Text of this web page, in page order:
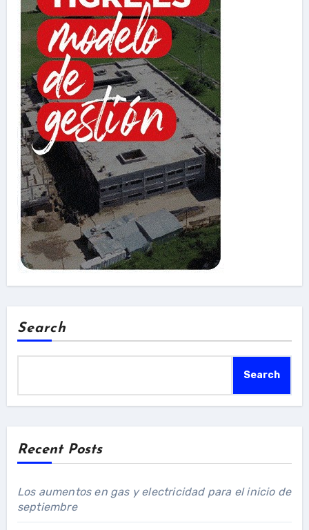
Search
Search
Recent Posts
Los aumentos en gas y electricidad para el inicio de
septiembre